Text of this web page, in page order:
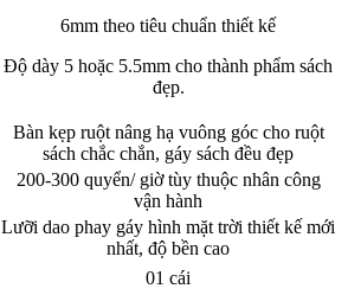
6mm theo tiêu chuẩn thiết kế
Độ dày 5 hoặc 5.5mm cho thành phẩm sách
đẹp.
Bàn kẹp ruột nâng hạ vuông góc cho ruột
sách chắc chắn, gáy sách đều đẹp
200-300 quyển/ giờ tùy thuộc nhân công
vận hành
Lưỡi dao phay gáy hình mặt trời thiết kế mới
nhất, độ bền cao
01 cái